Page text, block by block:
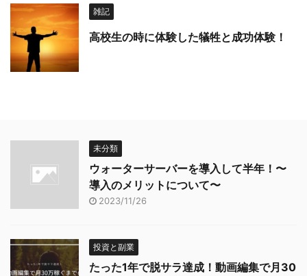
雑記
高校生の時に体験した犠牲と成功体験！
未分類
ウォーターサーバーを導入して半年！〜
導入のメリットについて〜
2023/11/26
投資と副業
たった1年で脱サラ達成！動画編集で月30